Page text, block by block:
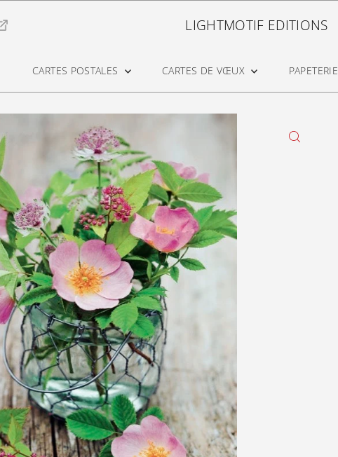
LIGHTMOTIF EDITIONS
CARTES POSTALES CARTES DE VŒUX PAPETERIE